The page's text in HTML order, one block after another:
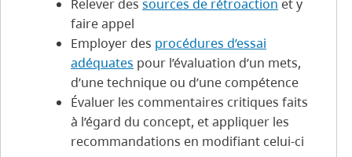
Relever des sources de rétroaction et y
faire appel
Employer des procédures d’essai
adéquates pour l’évaluation d’un mets,
d’une technique ou d’une compétence
Évaluer les commentaires critiques faits
à l’égard du concept, et appliquer les
recommandations en modifiant celui-ci